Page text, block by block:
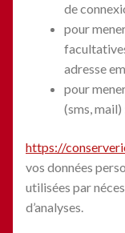
de
pour
adresse
pour
(sms,
https://
vos données
utilisées par
d’analyses.